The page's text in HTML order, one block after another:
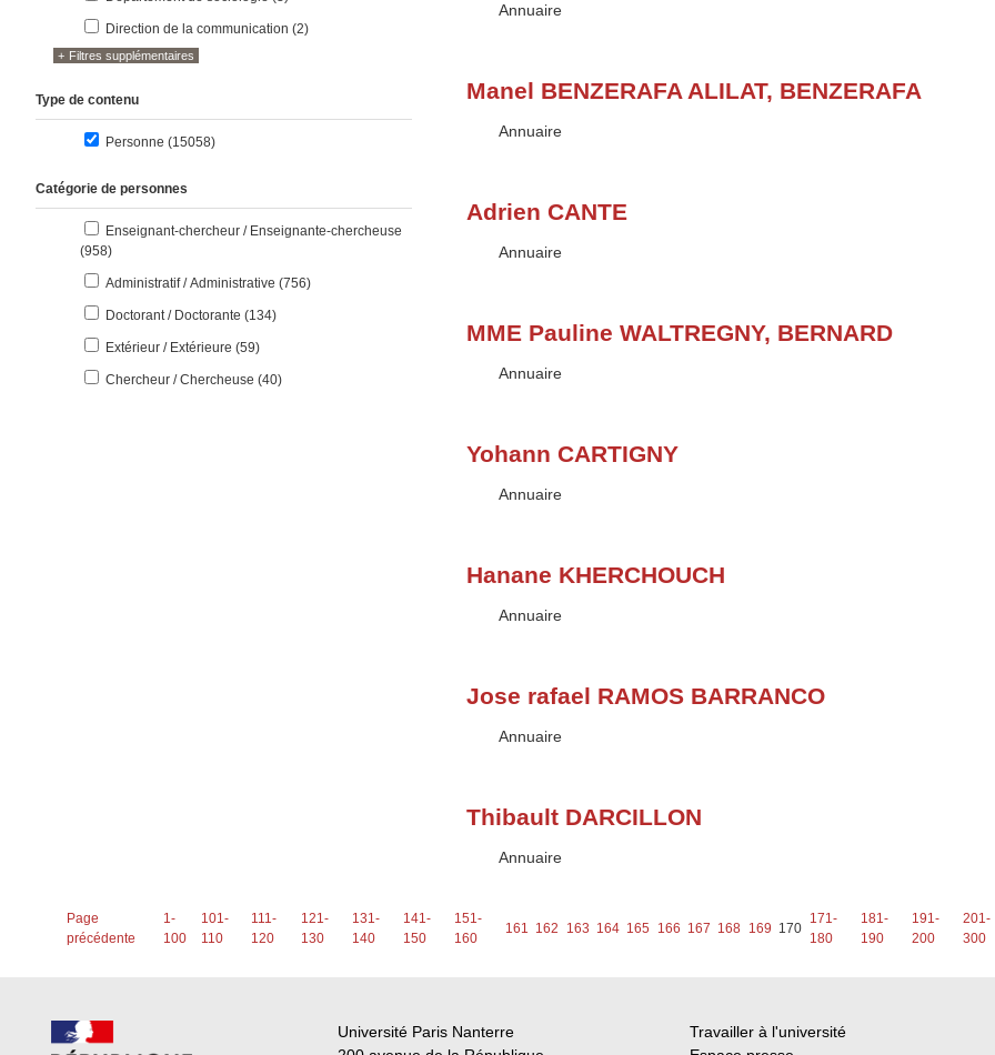
Direction de la communication (2résultats
)
Filtres supplémentaires
Type de contenu
Personne (15058résultats
)
Catégorie de personnes
Enseignant-chercheur / Enseignante-chercheuse
(958résultats
)
Administratif / Administrative (756résultats
)
Doctorant / Doctorante (134résultats
)
Extérieur / Extérieure (59résultats
)
Chercheur / Chercheuse (40résultats
)
Type :
Annuaire
Manel BENZERAFA ALILAT, BENZERAFA
Type :
Annuaire
Adrien CANTE
Type :
Annuaire
MME Pauline WALTREGNY, BERNARD
Type :
Annuaire
Yohann CARTIGNY
Type :
Annuaire
Hanane KHERCHOUCH
Type :
Annuaire
Jose rafael RAMOS BARRANCO
Type :
Annuaire
Thibault DARCILLON
Type :
Annuaire
Page
précédente
1-
100
101-
110
111-
120
121-
130
131-
140
141-
150
151-
160
161 162 163 164 165 166 167 168 169 170
171-
180
181-
190
191-
200
201-
300
Université Paris Nanterre
Travailler à l'université